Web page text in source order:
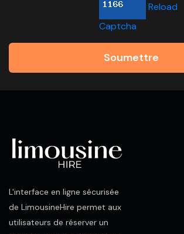
Reload
Captcha
Soumettre
L'interface en ligne sécurisée
de LimousineHire permet aux
utilisateurs de réserver un